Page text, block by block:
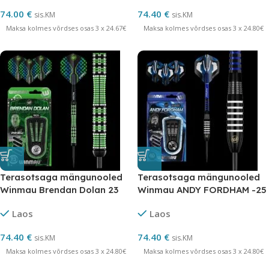
74.00 € sis.KM
Maksa kolmes võrdses osas 3 x 24.67€
74.40 € sis.KM
Maksa kolmes võrdses osas 3 x 24.80€
Terasotsaga mängunooled
Winmau Brendan Dolan 23
Laos
74.40 € sis.KM
Maksa kolmes võrdses osas 3 x 24.80€
Terasotsaga mängunooled
Winmau ANDY FORDHAM -25
Laos
74.40 € sis.KM
Maksa kolmes võrdses osas 3 x 24.80€